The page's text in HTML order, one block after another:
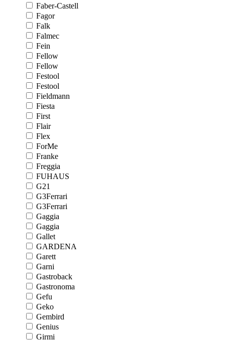
Faber-Castell
Fagor
Falk
Falmec
Fein
Fellow
Fellow
Festool
Festool
Fieldmann
Fiesta
First
Flair
Flex
ForMe
Franke
Freggia
FUHAUS
G21
G3Ferrari
G3Ferrari
Gaggia
Gaggia
Gallet
GARDENA
Garett
Garni
Gastroback
Gastronoma
Gefu
Geko
Gembird
Genius
Girmi